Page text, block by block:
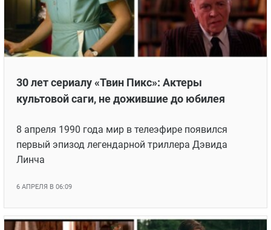
30 лет сериалу «Твин Пикс»: Актеры
культовой саги, не дожившие до юбилея
8 апреля 1990 года мир в телеэфире появился
первый эпизод легендарной триллера Дэвида
Линча
6 АПРЕЛЯ В 06:09